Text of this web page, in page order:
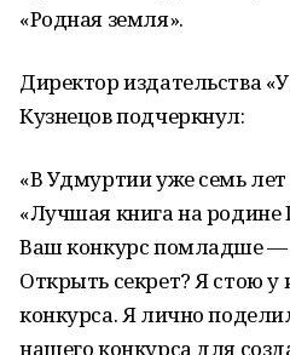
«Родная земля».
Директор издательства
Кузнецов подчеркнул:
«В Удмуртии уже семь
«Лучшая книга на родине
Ваш конкурс помладше —
Открыть секрет? Я стою у
конкурса. Я лично
нашего конкурса для